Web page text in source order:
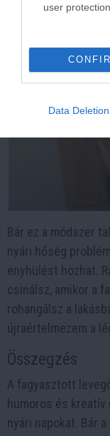
user protection.
Data Deletion
Bár ez a módszer
nyári hőség
enyhülést hozhat.
csinálsz, amikor a
rohangálsz a
újraértelmezem a
Összegzés
A fagyasztott
humoros és
nyári napokat. Bár a